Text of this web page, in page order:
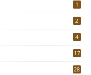
1
2
4
17
28